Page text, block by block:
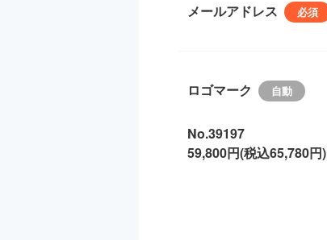
メールアドレス
ロゴマーク
No.39197
59,800円(税込65,780円)